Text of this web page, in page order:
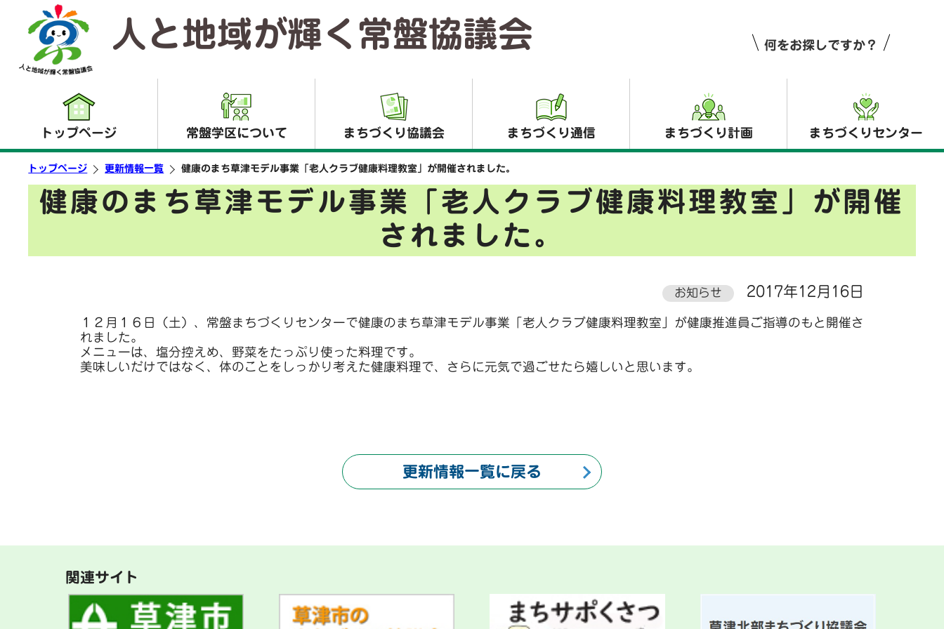
人と地域が輝く常盤協議会 何をお探しですか？
トップページ 常盤学区について まちづくり協議会 まちづくり通信 まちづくり計画 まちづくりセンター
トップページ 更新情報一覧 健康のまち草津モデル事業「老人クラブ健康料理教室」が開催されました。
健康のまち草津モデル事業「老人クラブ健康料理教室」が開催
されました。
お知らせ 2017年12月16日
１２月１６日（土）、常盤まちづくりセンターで健康のまち草津モデル事業「老人クラブ健康料理教室」が健康推進員ご指導のもと開催さ
れました。
メニューは、塩分控えめ、野菜をたっぷり使った料理です。
美味しいだけではなく、体のことをしっかり考えた健康料理で、さらに元気で過ごせたら嬉しいと思います。
更新情報一覧に戻る
関連サイト